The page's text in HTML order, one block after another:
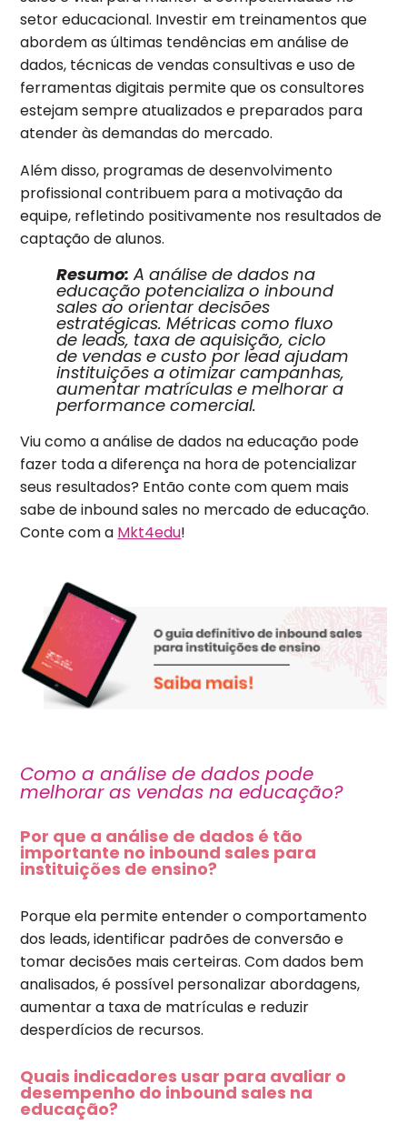
setor educacional. Investir em treinamentos que
abordem as últimas tendências em análise de
dados, técnicas de vendas consultivas e uso de
ferramentas digitais permite que os consultores
estejam sempre atualizados e preparados para
atender às demandas do mercado.
Além disso, programas de desenvolvimento
profissional contribuem para a motivação da
equipe, refletindo positivamente nos resultados de
captação de alunos.
Resumo: A análise de dados na
educação potencializa o inbound
sales ao orientar decisões
estratégicas. Métricas como fluxo
de leads, taxa de aquisição, ciclo
de vendas e custo por lead ajudam
instituições a otimizar campanhas,
aumentar matrículas e melhorar a
performance comercial.
Viu como a análise de dados na educação pode
fazer toda a diferença na hora de potencializar
seus resultados? Então conte com quem mais
sabe de inbound sales no mercado de educação.
Conte com a Mkt4edu!
Como a análise de dados pode
melhorar as vendas na educação?
Por que a análise de dados é tão
importante no inbound sales para
instituições de ensino?
Porque ela permite entender o comportamento
dos leads, identificar padrões de conversão e
tomar decisões mais certeiras. Com dados bem
analisados, é possível personalizar abordagens,
aumentar a taxa de matrículas e reduzir
desperdícios de recursos.
Quais indicadores usar para avaliar o
desempenho do inbound sales na
educação?